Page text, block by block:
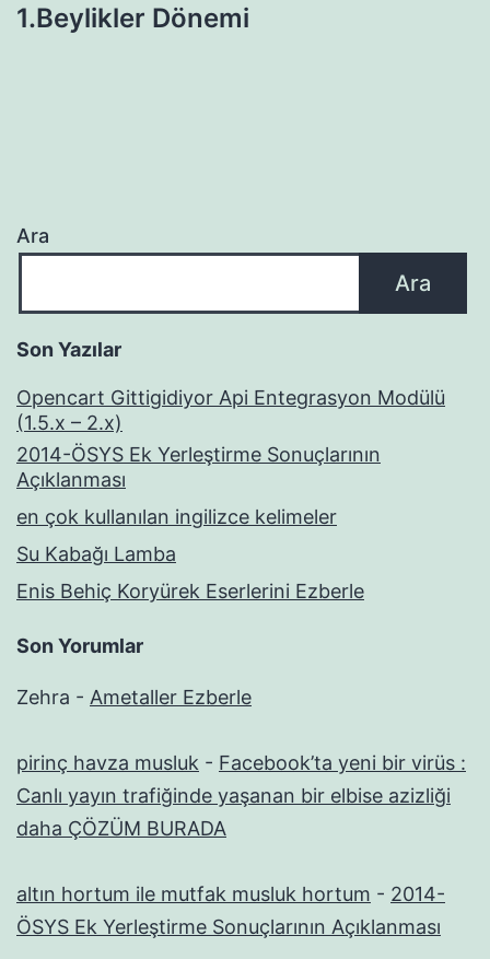
1.Beylikler Dönemi
Ara
Ara
Son Yazılar
Opencart Gittigidiyor Api Entegrasyon Modülü
(1.5.x – 2.x)
2014-ÖSYS Ek Yerleştirme Sonuçlarının
Açıklanması
en çok kullanılan ingilizce kelimeler
Su Kabağı Lamba
Enis Behiç Koryürek Eserlerini Ezberle
Son Yorumlar
Zehra - Ametaller Ezberle
pirinç havza musluk - Facebook’ta yeni bir virüs :
Canlı yayın trafiğinde yaşanan bir elbise azizliği
daha ÇÖZÜM BURADA
altın hortum ile mutfak musluk hortum - 2014-
ÖSYS Ek Yerleştirme Sonuçlarının Açıklanması